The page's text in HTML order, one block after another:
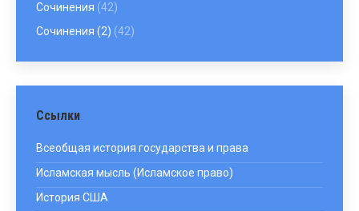
Сочинения (42)
Сочинения (2) (42)
Ссылки
Всеобщая история государства и права
Исламская мысль (Исламское право)
История США